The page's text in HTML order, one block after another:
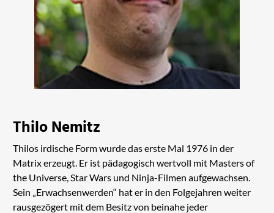
Thilo Nemitz
Thilos irdische Form wurde das erste Mal 1976 in der
Matrix erzeugt. Er ist pädagogisch wertvoll mit Masters of
the Universe, Star Wars und Ninja-Filmen aufgewachsen.
Sein „Erwachsenwerden“ hat er in den Folgejahren weiter
rausgezögert mit dem Besitz von beinahe jeder